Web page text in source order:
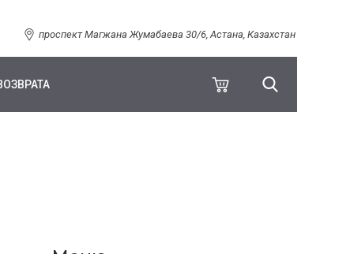
проспект Магжана Жумабаева 30/6, Астана, Казахстан